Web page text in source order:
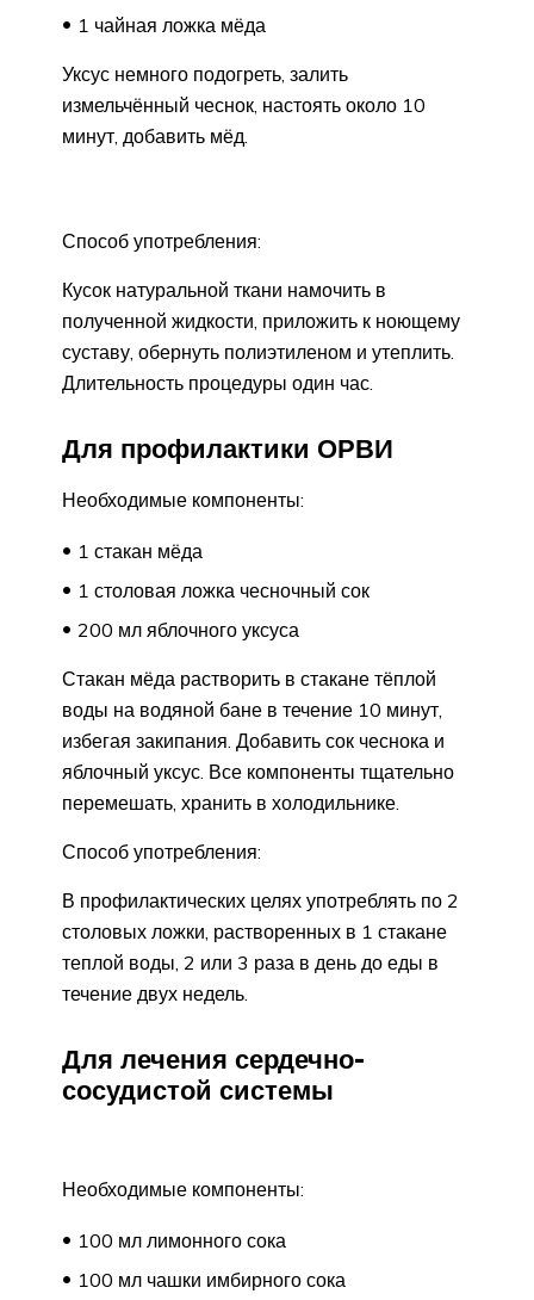
1 чайная ложка мёда
Уксус немного подогреть, залить
измельчённый чеснок, настоять около 10
минут, добавить мёд.
Способ употребления:
Кусок натуральной ткани намочить в
полученной жидкости, приложить к ноющему
суставу, обернуть полиэтиленом и утеплить.
Длительность процедуры один час.
Для профилактики ОРВИ
Необходимые компоненты:
1 стакан мёда
1 столовая ложка чесночный сок
200 мл яблочного уксуса
Стакан мёда растворить в стакане тёплой
воды на водяной бане в течение 10 минут,
избегая закипания. Добавить сок чеснока и
яблочный уксус. Все компоненты тщательно
перемешать, хранить в холодильнике.
Способ употребления:
В профилактических целях употреблять по 2
столовых ложки, растворенных в 1 стакане
теплой воды, 2 или 3 раза в день до еды в
течение двух недель.
Для лечения сердечно-
сосудистой системы
Необходимые компоненты:
100 мл лимонного сока
100 мл чашки имбирного сока